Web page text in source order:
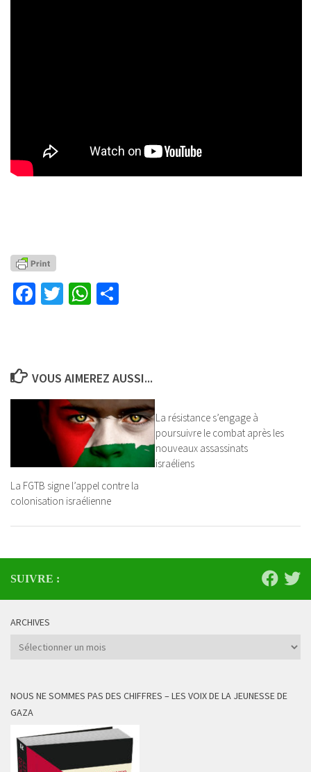
Facebook
TwitterWhatsApp
VOUS AIMEREZ AUSSI...
La FGTB signe l’appel contre la
colonisation israélienne
La résistance s’engage à
poursuivre le combat après les
nouveaux assassinats
israéliens
SUIVRE :
ARCHIVES
Archives
NOUS NE SOMMES PAS DES CHIFFRES – LES VOIX DE LA JEUNESSE DE
GAZA